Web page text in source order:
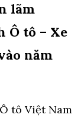
lãm
Ô tô – Xe
năm
tô Việt Nam